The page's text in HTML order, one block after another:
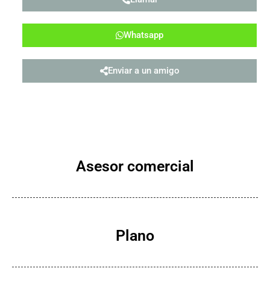
Plano
Asesor comercial
Whatsapp
Enviar a un amigo